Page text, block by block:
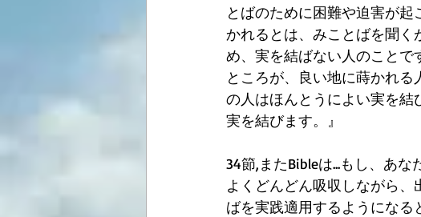
とばのために困難や迫害が
かれるとは、みことばを聞く
め、実を結ばない人のことで
ところが、良い地に蒔かれ
の人はほんとうによい実を
実を結びます。』
34節,またBibleは...もし、あ
よくどんどん吸収しながら
ばを実践適用するようにな